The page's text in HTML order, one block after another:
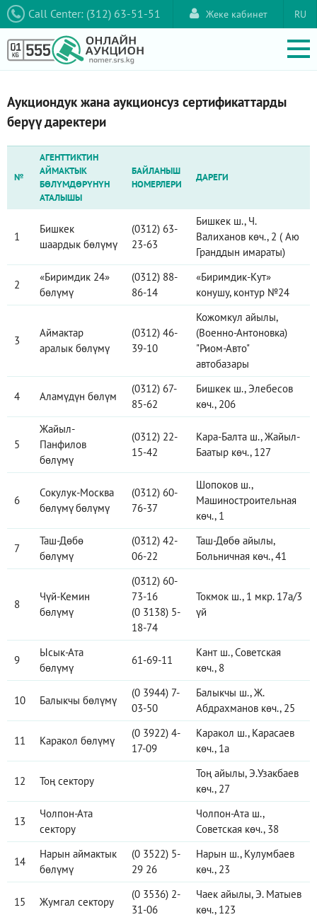
Call Center: (312) 63-51-51 RU
Жеке кабинет
Аукциондук жана аукционсуз сертификаттарды
берүү даректери
№
АГЕНТТИКТИН
АЙМАКТЫК
БӨЛҮМДӨРҮНҮН
АТАЛЫШЫ
БАЙЛАНЫШ
НОМЕРЛЕРИ
ДАРЕГИ
1
Бишкек
шаардык бөлүмү
(0312) 63-
23-63
Бишкек ш., Ч.
Валиханов көч., 2 ( Аю
Гранддын имараты)
2
«Биримдик 24»
бөлүмү
(0312) 88-
86-14
«Биримдик-Кут»
конушу, контур №24
3
Аймактар
аралык бөлүмү
(0312) 46-
39-10
Кожомкул айылы,
(Военно-Антоновка)
"Риом-Авто"
автобазары
4 Аламүдүн бөлүм
(0312) 67-
85-62
Бишкек ш., Элебесов
көч., 206
5
Жайыл-
Панфилов
бөлүмү
(0312) 22-
15-42
Кара-Балта ш., Жайыл-
Баатыр көч., 127
6
Сокулук-Москва
бөлүмү бөлүмү
(0312) 60-
76-37
Шопоков ш.,
Машиностроительная
көч., 1
7
Таш-Дөбө
бөлүмү
(0312) 42-
06-22
Таш-Дөбө айылы,
Больничная көч., 41
8
Чүй-Кемин
бөлүмү
(0312) 60-
73-16
(0 3138) 5-
18-74
Токмок ш., 1 мкр. 17а/3
үй
9
Ысык-Ата
бөлүмү
61-69-11
Кант ш., Советская
көч., 8
10 Балыкчы бөлүмү
(0 3944) 7-
03-50
Балыкчы ш., Ж.
Абдрахманов көч., 25
11 Каракол бөлүмү
(0 3922) 4-
17-09
Каракол ш., Карасаев
көч., 1а
12 Тоң сектору
Тоң айылы, Э.Узакбаев
көч., 27
13
Чолпон-Ата
сектору
Чолпон-Ата ш.,
Советская көч., 38
14
Нарын аймактык
бөлүмү
(0 3522) 5-
29 26
Нарын ш., Кулумбаев
көч., 23
15 Жумгал сектору
(0 3536) 2-
31-06
Чаек айылы, Э. Матыев
көч., 123